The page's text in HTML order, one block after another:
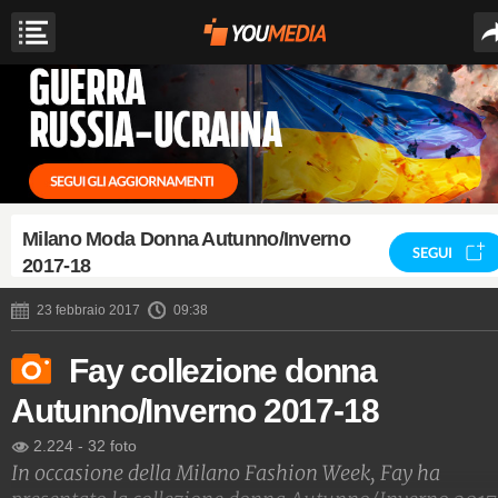
Milano Moda Donna Autunno/Inverno
2017-18
SEGUI
23 febbraio 2017 09:38
Fay collezione donna
Autunno/Inverno 2017-18
2.224 - 32 foto
In occasione della Milano Fashion Week, Fay ha